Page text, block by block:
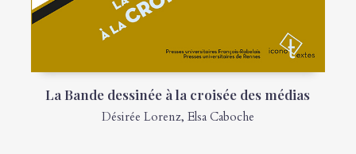
La Bande dessinée à la croisée des médias
Désirée Lorenz, Elsa Caboche